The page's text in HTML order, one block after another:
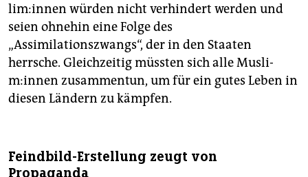
li­m:in­nen würden nicht verhindert werden und
seien ohnehin eine Folge des
„Assimilationszwangs“, der in den Staaten
herrsche. Gleichzeitig müssten sich alle Mus­li­
m:in­nen zusammentun, um für ein gutes Leben in
diesen Ländern zu kämpfen.
Feindbild-Erstellung zeugt von
Propaganda